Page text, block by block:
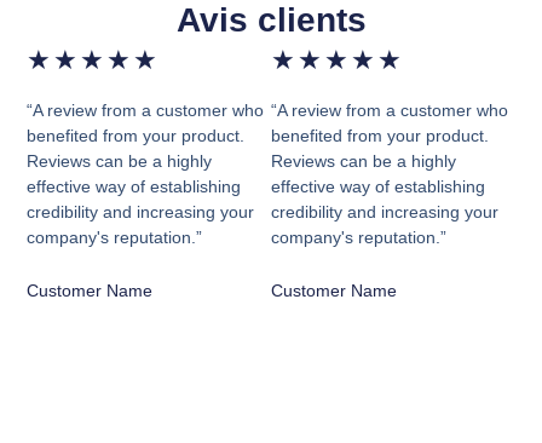
Avis clients
★ ★ ★ ★ ★
“A review from a customer who
benefited from your product.
Reviews can be a highly
effective way of establishing
credibility and increasing your
company's reputation.”
Customer Name
★ ★ ★ ★ ★
“A review from a customer who
benefited from your product.
Reviews can be a highly
effective way of establishing
credibility and increasing your
company's reputation.”
Customer Name